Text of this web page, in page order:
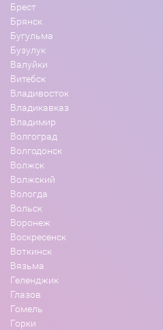
Брест
Брянск
Бугульма
Бузулук
Валуйки
Витебск
Владивосток
Владикавказ
Владимир
Волгоград
Волгодонск
Волжск
Волжский
Вологда
Вольск
Воронеж
Воскресенск
Воткинск
Вязьма
Геленджик
Глазов
Гомель
Горки